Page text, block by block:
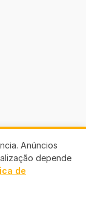
Anúncios
depende
de